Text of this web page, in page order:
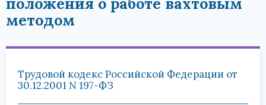
методом
Трудовой кодекс Российской Федерации от
30.12.2001 N 197-ФЗ